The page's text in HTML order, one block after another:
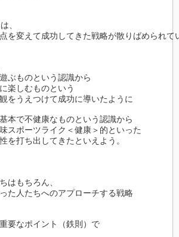
、
を変えて成功してきた戦略が散りばめられて
ぶものという認識から
楽しむものという
をうえつけて成功に導いたように
本で不健康なものという認識から
スポーツライク＜健康＞的といった
を打ち出してきたといえよう。
はもちろん、
た人たちへのアプローチする戦略
要なポイント（鉄則）で